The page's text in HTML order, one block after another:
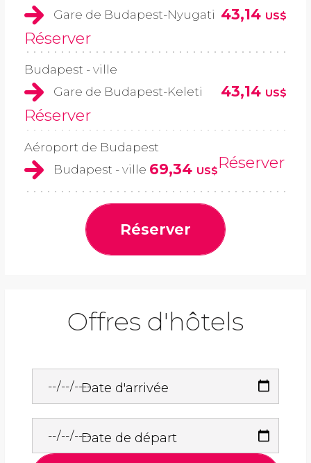
Gare de Budapest-Nyugati 43,14 US$
Réserver
Budapest - ville
Gare de Budapest-Keleti
43,14 US$
Réserver
Aéroport de Budapest
Budapest - ville 69,34 US$Réserver
Réserver
Offres d'hôtels
Date d'arrivée
Date de départ